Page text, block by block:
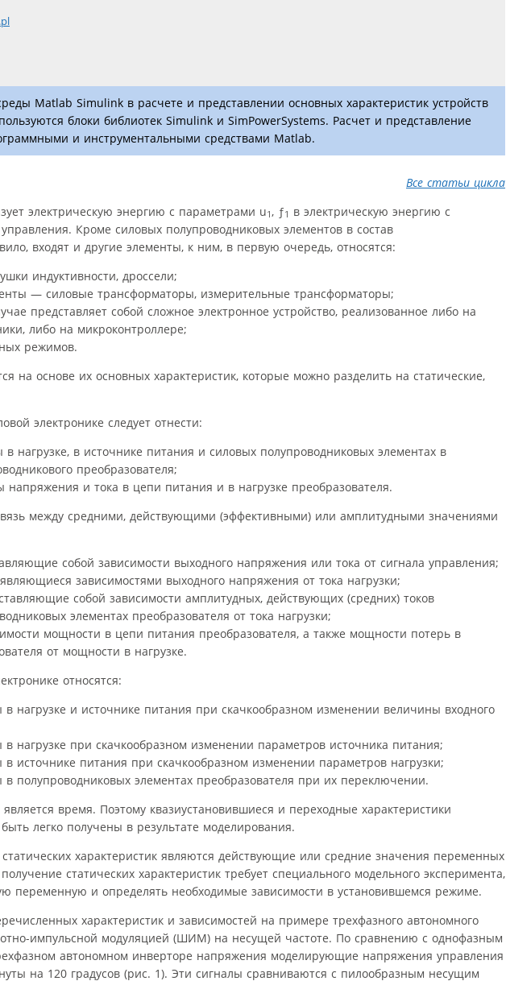
Matlab Simulink в расчете и представлении основных характеристик устройств
блоки библиотек Simulink и SimPowerSystems. Расчет и представление
и инструментальными средствами Matlab.
Все статьи цикла
электрическую энергию с параметрами u1 , ƒ1 в электрическую энергию с
Кроме силовых полупроводниковых элементов в состав
входят и другие элементы, к ним, в первую очередь, относятся:
индуктивности, дроссели;
— силовые трансформаторы, измерительные трансформаторы;
представляет собой сложное электронное устройство, реализованное либо на
либо на микроконтроллере;
режимов.
на основе их основных характеристик, которые можно разделить на статические,
электронике следует отнести:
нагрузке, в источнике питания и силовых полупроводниковых элементах в
преобразователя;
и тока в цепи питания и в нагрузке преобразователя.
между средними, действующими (эффективными) или амплитудными значениями
собой зависимости выходного напряжения или тока от сигнала управления;
зависимостями выходного напряжения от тока нагрузки;
собой зависимости амплитудных, действующих (средних) токов
элементах преобразователя от тока нагрузки;
мощности в цепи питания преобразователя, а также мощности потерь в
от мощности в нагрузке.
относятся:
нагрузке и источнике питания при скачкообразном изменении величины входного
нагрузке при скачкообразном изменении параметров источника питания;
источнике питания при скачкообразном изменении параметров нагрузки;
полупроводниковых элементах преобразователя при их переключении.
время. Поэтому квазиустановившиеся и переходные характеристики
легко получены в результате моделирования.
характеристик являются действующие или средние значения переменных
статических характеристик требует специального модельного эксперимента,
переменную и определять необходимые зависимости в установившемся режиме.
характеристик и зависимостей на примере трехфазного автономного
импульсной модуляцией (ШИМ) на несущей частоте. По сравнению с однофазным
автономном инверторе напряжения моделирующие напряжения управления
на 120 градусов (рис. 1). Эти сигналы сравниваются с пилообразным несущим